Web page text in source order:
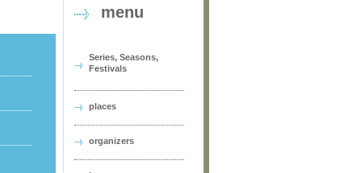
menu
Series, Seasons,
Festivals
places
organizers